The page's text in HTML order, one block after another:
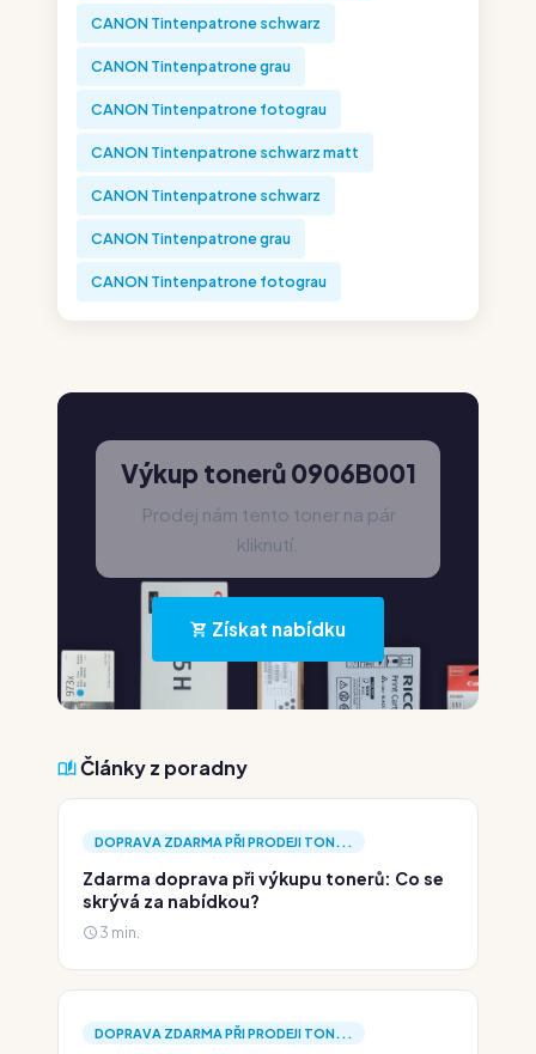
CANON Tintenpatrone schwarz
CANON Tintenpatrone grau
CANON Tintenpatrone fotograu
CANON Tintenpatrone schwarz matt
CANON Tintenpatrone schwarz
CANON Tintenpatrone grau
CANON Tintenpatrone fotograu
Výkup tonerů 0906B001
Prodej nám tento toner na pár
kliknutí.
Získat nabídku
Články z poradny
DOPRAVA ZDARMA PŘI PRODEJI TON...
Zdarma doprava při výkupu tonerů: Co se
skrývá za nabídkou?
3 min.
DOPRAVA ZDARMA PŘI PRODEJI TON...